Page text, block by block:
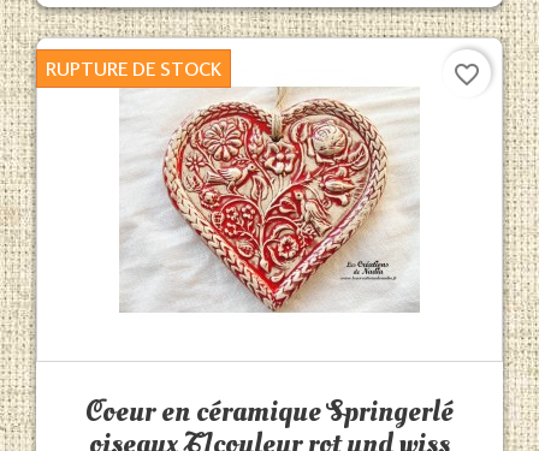
Coeur en céramique Springerlé
RUPTURE DE STOCK favorite_border